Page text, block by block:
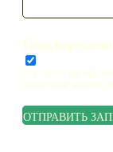
Подтверждаю
Согласие на
политики
ОТПРАВИТЬ